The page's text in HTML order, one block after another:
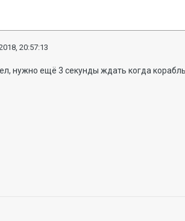
20:57:13
нужно ещё 3 секунды ждать когда